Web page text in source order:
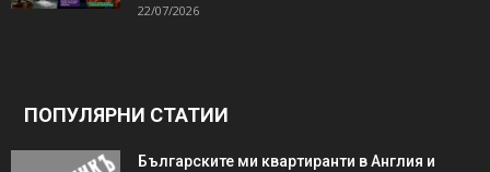
22/07/2026
ПОПУЛЯРНИ СТАТИИ
Българските ми квартиранти в Англия и